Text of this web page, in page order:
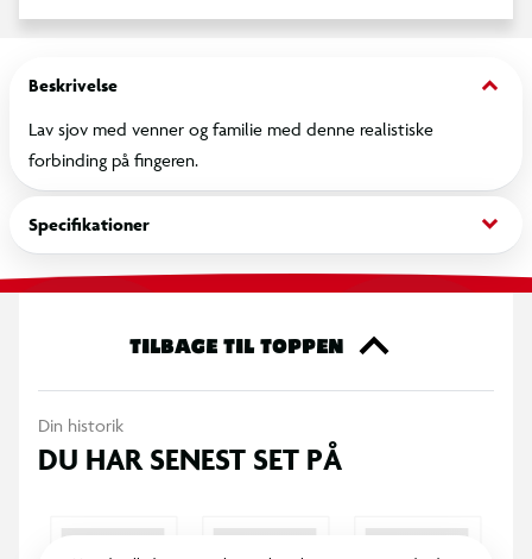
Beskrivelse keyboard_arrow_down
Lav sjov med venner og familie med denne realistiske
forbinding på fingeren.
Specifikationer keyboard_arrow_down
TILBAGE TIL TOPPEN
Din historik
DU HAR SENEST SET PÅ